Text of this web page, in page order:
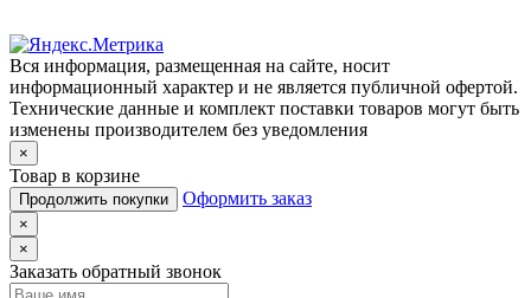
Вся информация, размещенная на сайте, носит
информационный характер и не является публичной офертой.
Технические данные и комплект поставки товаров могут быть
изменены производителем без уведомления
×
Товар в корзине
Продолжить покупки Оформить заказ
×
×
Заказать обратный звонок